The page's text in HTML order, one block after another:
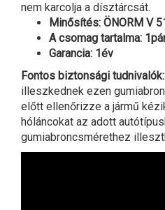
nem karcolja a dísztárcsát.
Minősítés: ÖNORM V
A csomag tartalma:
Garancia: 1év
Fontos biztonsági tudnivalók:
illeszkednek ezen
előtt ellenőrizze a jármű
hóláncokat az adott
gumiabroncsmérethez